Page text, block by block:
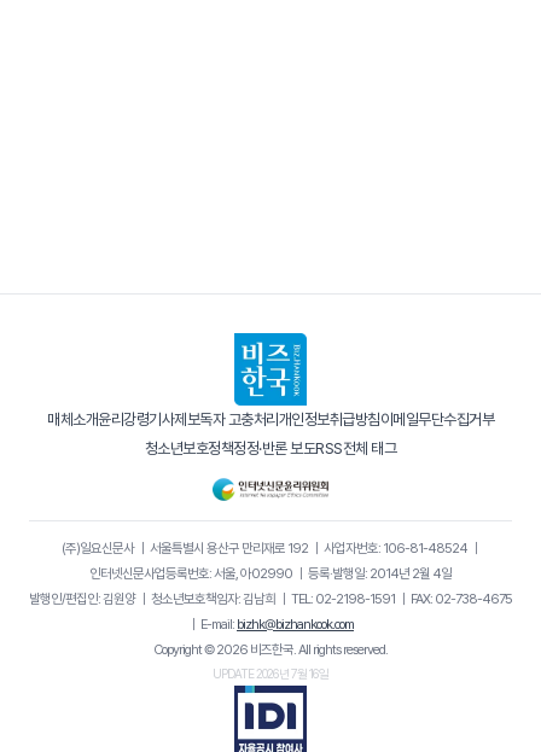
매체소개윤리강령기사제보독자 고충처리 개인정보취급방침이메일무단수집거부
청소년보호정책정정·반론 보도RSS전체 태그
(주)일요신문사｜ 서울특별시 용산구 만리재로 192｜ 사업자번호: 106-81-48524｜
인터넷신문사업등록번호: 서울, 아02990 ｜ 등록·발행일: 2014년 2월 4일
발행인/편집인: 김원양｜ 청소년보호책임자: 김남희 ｜ TEL: 02-2198-1591 ｜ FAX: 02-738-4675
｜ E-mail: bizhk@bizhankook.com
Copyright © 2026 비즈한국. All rights reserved.
UPDATE 2026년 7월 16일